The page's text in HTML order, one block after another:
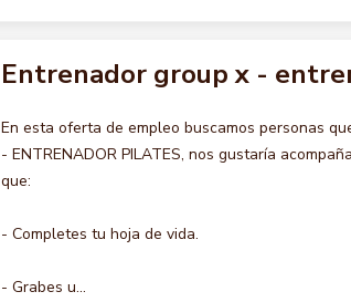
Entrenador group x -
En esta oferta de empleo buscamos personas
- ENTRENADOR PILATES, nos gustaría
que:
- Completes tu hoja de vida.
- Grabes u...